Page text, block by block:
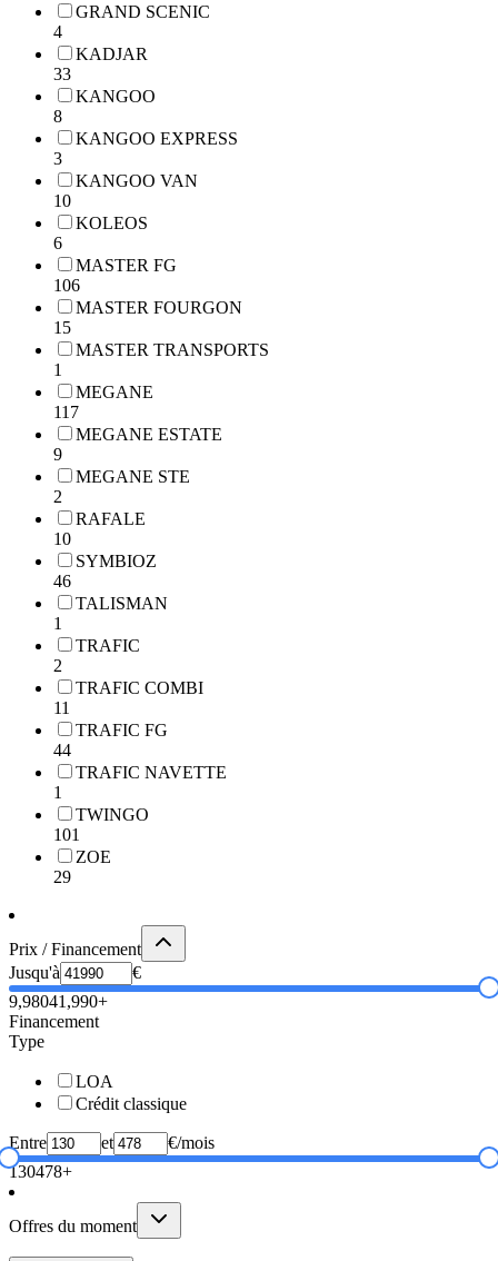
GRAND SCENIC
4
KADJAR
33
KANGOO
8
KANGOO EXPRESS
3
KANGOO VAN
10
KOLEOS
6
MASTER FG
106
MASTER FOURGON
15
MASTER TRANSPORTS
1
MEGANE
117
MEGANE ESTATE
9
MEGANE STE
2
RAFALE
10
SYMBIOZ
46
TALISMAN
1
TRAFIC
2
TRAFIC COMBI
11
TRAFIC FG
44
TRAFIC NAVETTE
1
TWINGO
101
ZOE
29
Prix / Financement
Jusqu'à
€
9,98041,990+
Financement
Type
LOA
Crédit classique
Entre et
€/mois
130478+
Offres du moment